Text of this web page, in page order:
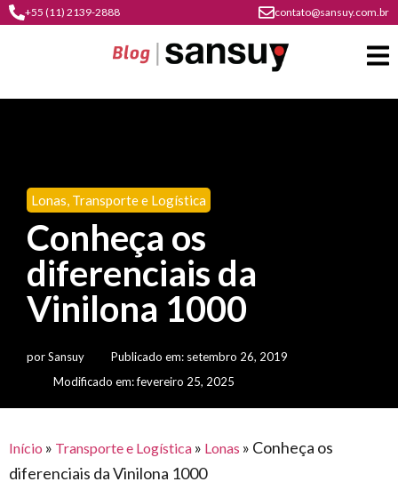
+55 (11) 2139-2888 contato@sansuy.com.br
contato
cultura
do
plástico
institucional
materiais
gratuitos
eventos
Agronegócio
psicultura
soluções
em
soluções
para
agronegócio
Coberturas
barracas
toldos
comunicação
visual
construção
civil
Transporte
e logística
armazenagem
lonas
Lonas, Transporte e Logística
Conheça os
diferenciais da
Vinilona 1000
porSansuy Publicado em: setembro 26, 2019
Modificado em: fevereiro 25, 2025
Início » Transporte e Logística » Lonas » Conheça os
diferenciais da Vinilona 1000